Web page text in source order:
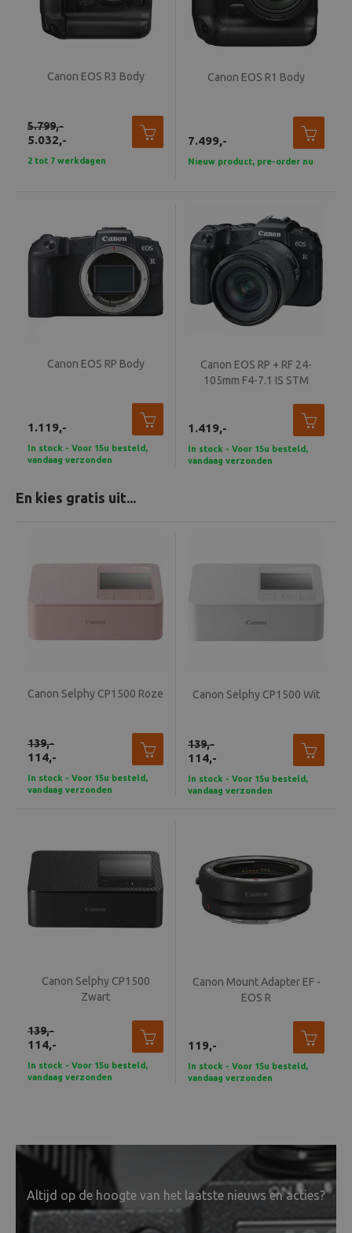
Canon EOS R3 Body
5.032,-
5.799,-
2 tot 7 werkdagen
Canon EOS R1 Body
7.499,-
Nieuw product, pre-order nu
Canon EOS RP Body
1.119,-
In stock - Voor 15u besteld,
vandaag verzonden
Canon EOS RP + RF 24-
105mm F4-7.1 IS STM
1.419,-
In stock - Voor 15u besteld,
vandaag verzonden
En kies gratis uit...
Canon Selphy CP1500 Roze
114,-
139,-
In stock - Voor 15u besteld,
vandaag verzonden
Canon Selphy CP1500 Wit
114,-
139,-
In stock - Voor 15u besteld,
vandaag verzonden
Canon Selphy CP1500
Zwart
114,-
139,-
In stock - Voor 15u besteld,
vandaag verzonden
Canon Mount Adapter EF -
EOS R
119,-
In stock - Voor 15u besteld,
vandaag verzonden
Altijd op de hoogte van het laatste nieuws en acties?